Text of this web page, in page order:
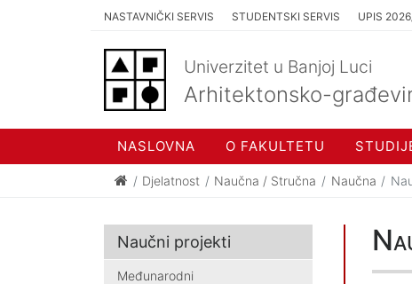
NASTAVNIČKI SERVIS STUDENTSKI SERVIS UPIS
Univerzitet u Banjoj Luci
Arhitektonsko-
NASLOVNA O FAKULTETU
Djelatnost Naučna / Stručna Naučna
Naučni projekti
Međunarodni